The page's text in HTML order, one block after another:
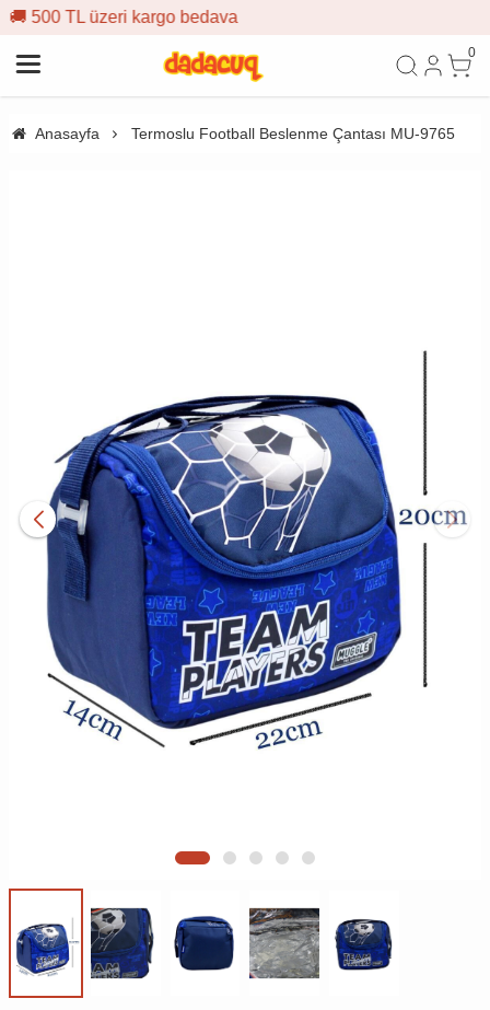
0
Anasayfa Termoslu Football Beslenme Çantası MU-9765